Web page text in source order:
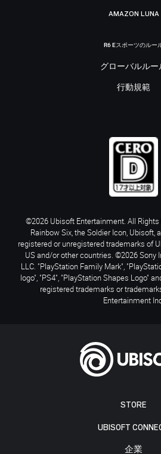
STORE
UBISOFT
企業
AMAZON LUNA
R6 Eスポーツのルー
グローバルルー
行動規範
©2026 Ubisoft Entertainment. All Rights
Rainbow Six, the Soldier Icon, Ubisoft,
registered or unregistered trademarks of
US and/or other countries. ©2026 Sony
LLC. "PlayStation Family Mark",
logo", "PS4", "PlayStation Shapes Logo"
registered trademarks or
Entertainment